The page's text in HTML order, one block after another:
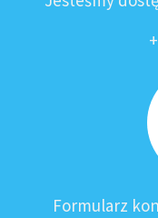
Formularz